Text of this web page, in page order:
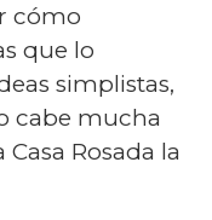
cómo
que lo
simplistas,
cabe mucha
Rosada la